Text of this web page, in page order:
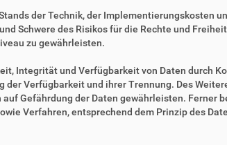
der Technik, der Implementierungskosten
Schwere des Risikos für die Rechte und
zu gewährleisten.
Integrität und Verfügbarkeit von Daten durch
Verfügbarkeit und ihrer Trennung. Des
Gefährdung der Daten gewährleisten. Ferner
Verfahren, entsprechend dem Prinzip des